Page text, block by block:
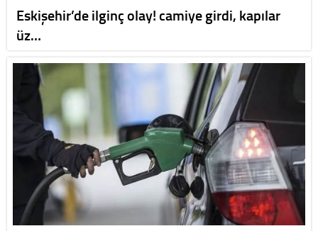
Eskişehir’de ilginç olay! camiye girdi, kapılar
üz…